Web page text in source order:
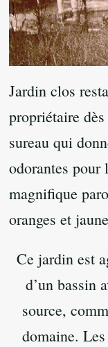
Jardin clos
propriétaire
sureau qui
odorantes
magnifique
oranges et
Ce jardin est
d’un bassin
source,
domaine.